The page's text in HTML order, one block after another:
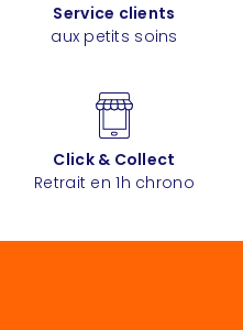
Service clients
aux petits soins
Click & Collect
Retrait en 1h chrono